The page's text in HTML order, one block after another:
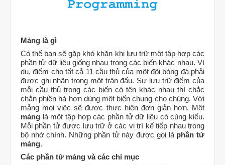
Mảng là gì
Có thể bạn sẽ gặp khó khăn khi lưu trữ một tập hợp các
phần tử dữ liệu giống nhau trong các biến khác nhau. Ví
dụ, điểm cho tất cả 11 cầu thủ của một đội bóng đá phải
được ghi nhận trong một trận đấu. Sự lưu trữ điểm của
mỗi cầu thủ trong các biến có tên khác nhau thì chắc
chắn phiền hà hơn dùng một biến chung cho chúng. Với
mảng mọi việc sẽ được thực hiện đơn giản hơn. Một
mảng là một tập hợp các phần tử dữ liệu có cùng kiểu.
Mỗi phần tử được lưu trữ ở các vị trí kế tiếp nhau trong
bộ nhớ chính. Những phần tử này được gọi là phần tử
mảng.
Các phần tử mảng và các chỉ mục